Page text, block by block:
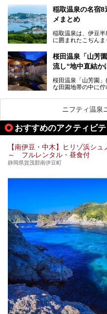
ャー施設など、現在
心に、家族連れで
楽しみ方ができる「
───
この記事はプレジ
す。
ちろん日帰りでも
この記事では、伊豆
る温泉施設も紹介
稲取温泉の名宿8
メまとめ
稲取温泉は、伊豆
に囲まれたこぢんま
京からは約2時間30
もうれしいところ。
入れる温泉施設、
ティなどを一挙にま
桜田温泉「山芳
流し“地中直結か
桜田温泉「山芳園
な田園地帯の中に佇
地下に眠る源泉を
で空気にも触れさ
かけ流し」と言っ
今回、桜田温泉「山
細レポート。また口
や食事も併せて徹
ニフティ温泉
おすすめのアクティビ
【南伊豆・中木】ヒリゾ浜シ
～ フルレンタル・昼食付
静岡県賀茂郡南伊豆町